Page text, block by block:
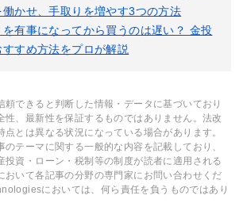
かせ、手取りを増やす3つの方法
を有事になってから買うのは遅い？ 金投
すめ方法をプロが解説
できると判断した情報・データに基づいており
性、最新性を保証するものではありません。法改
点とは異なる状況になっている場合があります。
のテーマに関する一般的な内容を記載しており、
投資・ローン・税制等の制度が読者に適用される
おいて各記事の分野の専門家にお問い合わせくだ
においては、何ら責任を負うものではあり